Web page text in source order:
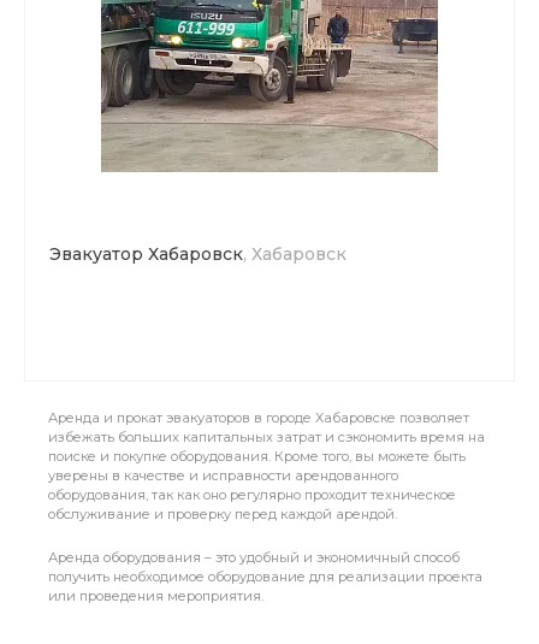
Эвакуатор Хабаровск, Хабаровск
Аренда и прокат эвакуаторов в городе Хабаровске позволяет
избежать больших капитальных затрат и сэкономить время на
поиске и покупке оборудования. Кроме того, вы можете быть
уверены в качестве и исправности арендованного
оборудования, так как оно регулярно проходит техническое
обслуживание и проверку перед каждой арендой.
Аренда оборудования – это удобный и экономичный способ
получить необходимое оборудование для реализации проекта
или проведения мероприятия.